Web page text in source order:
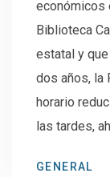
económicos
Biblioteca
estatal y
dos años, la
horario
las tardes,
GENERAL